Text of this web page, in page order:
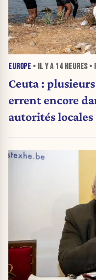
EUROPE • IL Y A 14 HEURES•
Ceuta :
errent encore
autorités locales